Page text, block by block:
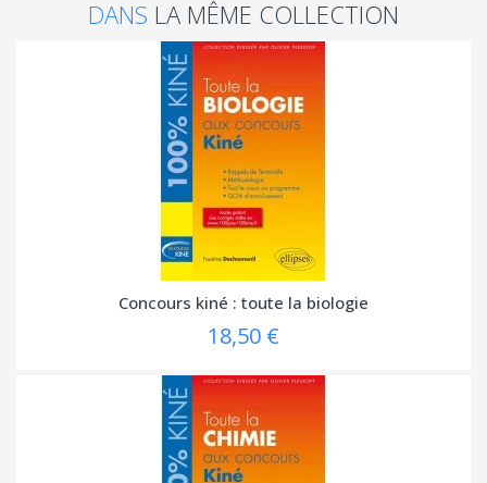
DANS LA MÊME COLLECTION
Concours kiné : toute la biologie
18,50 €